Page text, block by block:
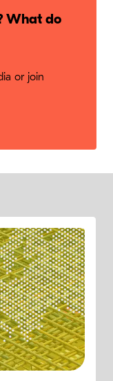
What do
or join